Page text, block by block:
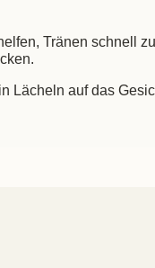
Tränen schnell
Lächeln auf das